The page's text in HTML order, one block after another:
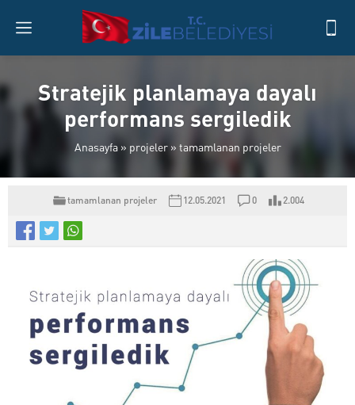
Stratejik planlamaya dayalı
performans sergiledik
Anasayfa» projeler» tamamlanan projeler
tamamlanan projeler 12.05.2021 0 2.004